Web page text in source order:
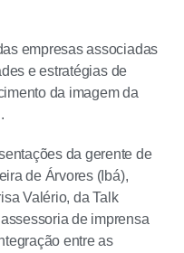
empresas associadas
e estratégias de
da imagem da
da gerente de
de Árvores (Ibá),
Valério, da Talk
de imprensa
entre as